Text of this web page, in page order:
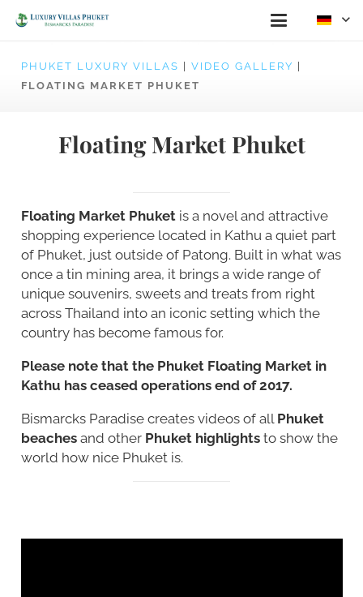
PHUKET LUXURY VILLAS VIDEO GALLERY
FLOATING MARKET PHUKET
Floating Market Phuket
Floating Market Phuketis a novel and attractive
shopping experience located in Kathu a quiet part
of Phuket, just outside of Patong. Built in what was
once a tin mining area, it brings a wide range of
unique souvenirs, sweets and treats from right
across Thailand into an iconic setting which the
country has become famous for.
Please note that the Phuket Floating Market in
Kathu has ceased operations end of 2017.
Bismarcks Paradise creates videos of all Phuket
beachesand other Phuket highlightsto show the
world how nice Phuket is.